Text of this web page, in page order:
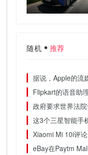
随机 推荐
据说，Apple的流
Flipkart的语音助
政府要求世界法
这3个三星智能手
Xiaomi Mi 10i评
eBay在Paytm